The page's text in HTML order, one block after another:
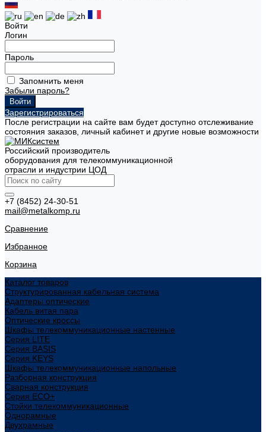
Войти
Логин
Пароль
Запомнить меня
Забыли пароль?
Зарегистрироваться
После регистрации на сайте вам будет доступно отслеживание
состояния заказов, личный кабинет и другие новые возможности
Российский производитель
оборудования для телекоммуникационной
отрасли и индустрии ЦОД
+7 (8452) 24-30-51
mail@metalkomp.ru
Сравнение
Избранное
Корзина
Каталог товаров
Структурированная кабельная система
Адаптеры оптические
Кабель витая пара
Оптические кроссы
Шкафы телекоммуникационные настенные
Cерия LITE
Cерия BASIS
Cерия KEYS
Шкафы телекоммуникационные напольные
Разборная конструкция
Сварная конструкция
Серия ECO+
Стойки телекоммуникационные
Однорамные
Двухрамные